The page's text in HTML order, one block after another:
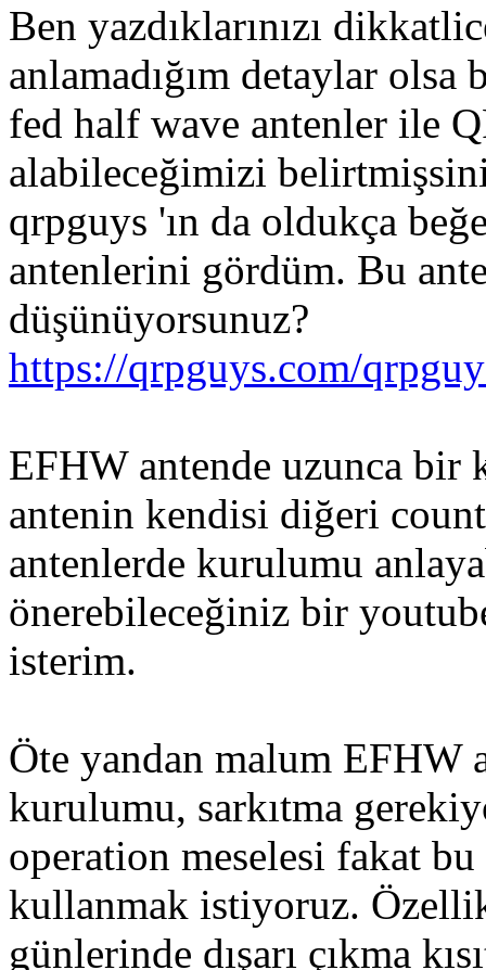
Ben yazdıklarınızı
anlamadığım detaylar
fed half wave antenler ile
alabileceğimizi
qrpguys 'ın da oldukça
antenlerini gördüm. Bu
düşünüyorsunuz?
https://qrpguys.com/
EFHW antende uzunca bir
antenin kendisi diğeri
antenlerde kurulumu
önerebileceğiniz bir
isterim.
Öte yandan malum EFHW
kurulumu, sarkıtma
operation meselesi fakat bu
kullanmak istiyoruz.
günlerinde dışarı çıkma